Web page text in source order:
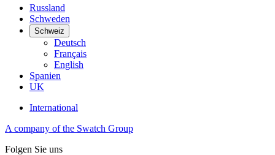
Russland
Schweden
Schweiz
Deutsch
Français
English
Spanien
UK
International
A company of the Swatch Group
Folgen Sie uns